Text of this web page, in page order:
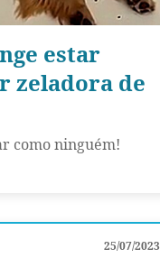
estar
zeladora de
como ninguém!
25/07/2023